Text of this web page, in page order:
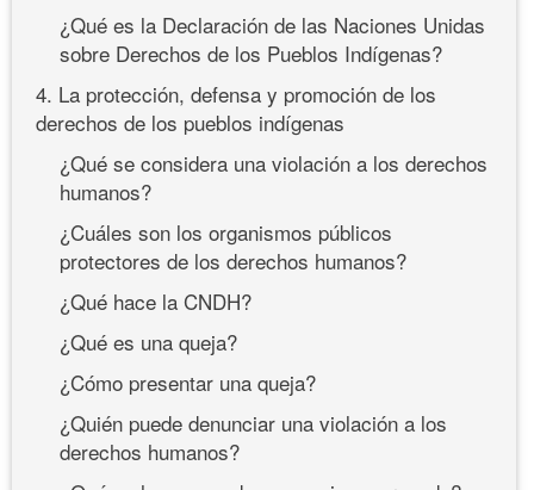
¿Qué es la Declaración de las Naciones Unidas
sobre Derechos de los Pueblos Indígenas?
4. La protección, defensa y promoción de los
derechos de los pueblos indígenas
¿Qué se considera una violación a los derechos
humanos?
¿Cuáles son los organismos públicos
protectores de los derechos humanos?
¿Qué hace la CNDH?
¿Qué es una queja?
¿Cómo presentar una queja?
¿Quién puede denunciar una violación a los
derechos humanos?